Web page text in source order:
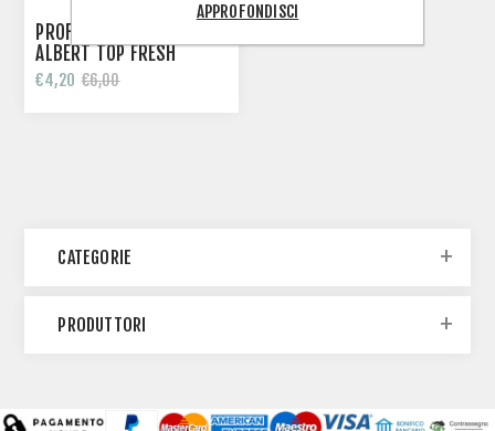
PROFUMI AUTO JEAN
ALBERT TOP FRESH
€4,20 €6,00
CATEGORIE
PRODUTTORI
APPROFONDISCI